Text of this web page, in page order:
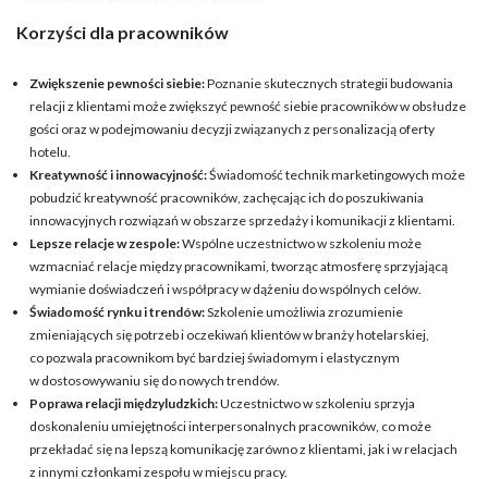
Korzyści dla pracowników
Zwiększenie pewności siebie:Poznanie skutecznych strategii budowania
relacji z klientami może zwiększyć pewność siebie pracowników w obsłudze
gości oraz w podejmowaniu decyzji związanych z personalizacją oferty
hotelu.
Kreatywność i innowacyjność:Świadomość technik marketingowych może
pobudzić kreatywność pracowników, zachęcając ich do poszukiwania
innowacyjnych rozwiązań w obszarze sprzedaży i komunikacji z klientami.
Lepsze relacje w zespole:Wspólne uczestnictwo w szkoleniu może
wzmacniać relacje między pracownikami, tworząc atmosferę sprzyjającą
wymianie doświadczeń i współpracy w dążeniu do wspólnych celów.
Świadomość rynku i trendów:Szkolenie umożliwia zrozumienie
zmieniających się potrzeb i oczekiwań klientów w branży hotelarskiej,
co pozwala pracownikom być bardziej świadomym i elastycznym
w dostosowywaniu się do nowych trendów.
Poprawa relacji międzyludzkich:Uczestnictwo w szkoleniu sprzyja
doskonaleniu umiejętności interpersonalnych pracowników, co może
przekładać się na lepszą komunikację zarówno z klientami, jak i w relacjach
z innymi członkami zespołu w miejscu pracy.